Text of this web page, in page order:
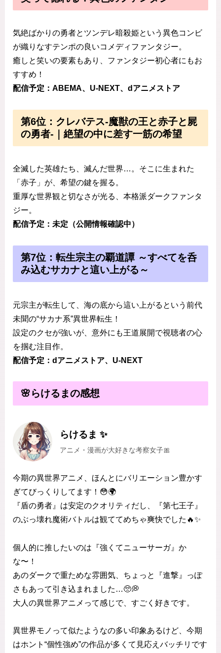
気絶ばかりの勇者とツンデレ暗殺姫という異色コンビ
が織りなすテンポの良いコメディファンタジー。
癒しと笑いの要素もあり、ファンタジー初心者にもお
すすめ！
配信予定：ABEMA、U-NEXT、dアニメストア
第6位：クレバテス-魔獣の王と赤子と屍
の勇者-｜絶望の中に差す一筋の希望
全滅した英雄たち、滅んだ世界…。そこに生まれた
「赤子」が、希望の鍵を握る。
重厚な世界観と切なさが光る、本格派ダークファンタ
ジー。
配信予定：未定（公開情報確認中）
第7位：転生宗主の覇道譚 ～すべてを呑
み込むサカナと這い上がる～
元宗主が転生して、海の底から這い上がるという前代
未聞の“サカナ系”異世界転生！
設定のクセが強いが、意外にも王道展開で視聴者の心
を掴む注目作。
配信予定：dアニメストア、U-NEXT
🌸らけるまの感想
らけるま ✨
アニメ・漫画が大好きな考察女子🎀
今期の異世界アニメ、ほんとにバリエーション豊かす
ぎてびっくりしてます！😳🌍
『盾の勇者』は安定のクオリティだし、『第七王子』
のぶっ壊れ魔術バトルは観ててめちゃ爽快でした🔥✨
個人的に推したいのは『強くてニューサーガ』か
な〜！
あのダークで重ためな雰囲気、ちょっと『進撃』っぽ
さもあって引き込まれました…🥺💭
大人の異世界アニメって感じで、すごく好きです。
異世界モノって似たようなの多い印象あるけど、今期
はホント“個性強め”の作品が多くて見応えバッチリです